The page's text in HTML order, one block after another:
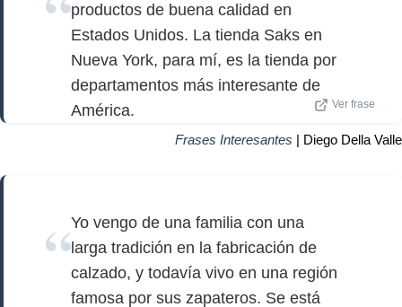
productos de buena calidad en
Estados Unidos. La tienda Saks en
Nueva York, para mí, es la tienda por
departamentos más interesante de
América.
Ver frase
Frases Interesantes | Diego Della Valle
Yo vengo de una familia con una
larga tradición en la fabricación de
calzado, y todavía vivo en una región
famosa por sus zapateros. Se está